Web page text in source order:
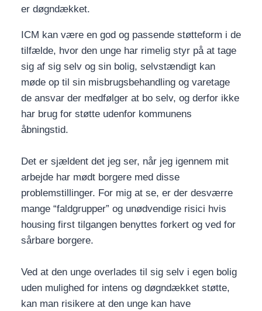
er døgndækket.
ICM kan være en god og passende støtteform i de
tilfælde, hvor den unge har rimelig styr på at tage
sig af sig selv og sin bolig, selvstændigt kan
møde op til sin misbrugsbehandling og varetage
de ansvar der medfølger at bo selv, og derfor ikke
har brug for støtte udenfor kommunens
åbningstid.
Det er sjældent det jeg ser, når jeg igennem mit
arbejde har mødt borgere med disse
problemstillinger. For mig at se, er der desværre
mange “faldgrupper” og unødvendige risici hvis
housing first tilgangen benyttes forkert og ved for
sårbare borgere.
Ved at den unge overlades til sig selv i egen bolig
uden mulighed for intens og døgndækket støtte,
kan man risikere at den unge kan have